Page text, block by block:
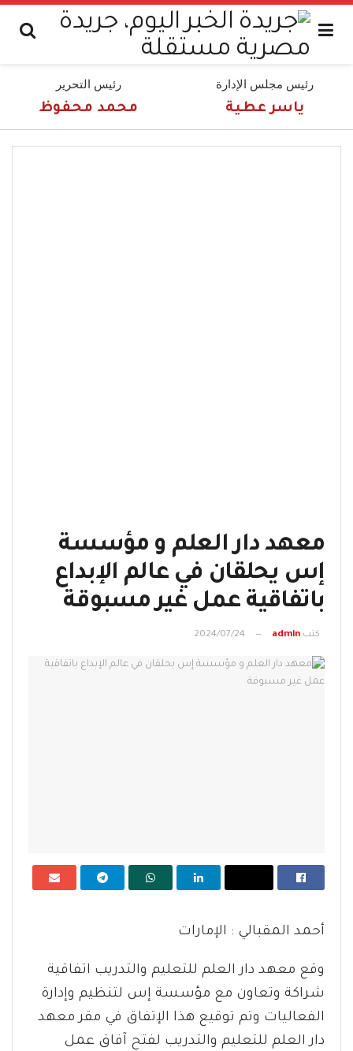
رئيس مجلس الإدارة
ياسر عطية
رئيس التحرير
محمد محفوظ
معهد دار العلم و مؤسسة
إس يحلقان في عالم الإبداع
باتفاقية عمل غير مسبوقة
كتب admin
2024/07/24
أحمد المقبالي : الإمارات
وقع معهد دار العلم للتعليم والتدريب اتفاقية
شراكة وتعاون مع مؤسسة إس لتنظيم وإدارة
الفعاليات وتم توقيع هذا الإتفاق في مقر معهد
دار العلم للتعليم والتدريب لفتح آفاق عمل